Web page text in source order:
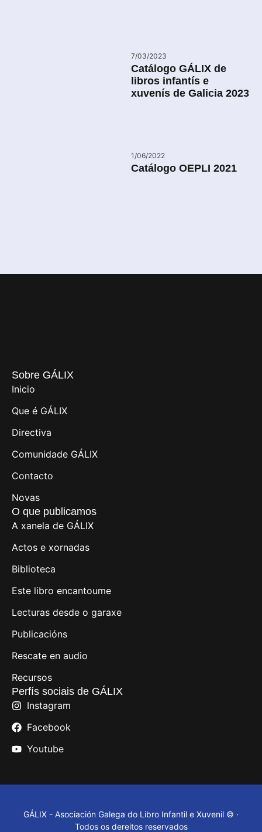
7/03/2023
Catálogo GÁLIX de
libros infantís e
xuvenís de Galicia 2023
1/06/2022
Catálogo OEPLI 2021
Sobre GÁLIX
Inicio
Que é GÁLIX
Directiva
Comunidade GÁLIX
Contacto
Novas
O que publicamos
A xanela de GÁLIX
Actos e xornadas
Biblioteca
Este libro encantoume
Lecturas desde o garaxe
Publicacións
Rescate en audio
Recursos
Perfís sociais de GÁLIX
Instagram
Facebook
Youtube
GÁLIX - Asociación Galega do Libro Infantil e Xuvenil © ·
Todos os dereitos reservados